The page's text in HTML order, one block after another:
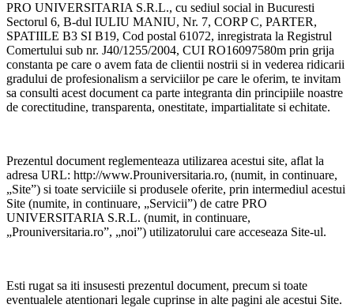
PRO UNIVERSITARIA S.R.L., cu sediul social in Bucuresti
Sectorul 6, B-dul IULIU MANIU, Nr. 7, CORP C, PARTER,
SPATIILE B3 SI B19, Cod postal 61072, inregistrata la Registrul
Comertului sub nr. J40/1255/2004, CUI RO16097580m prin grija
constanta pe care o avem fata de clientii nostrii si in vederea ridicarii
gradului de profesionalism a serviciilor pe care le oferim, te invitam
sa consulti acest document ca parte integranta din principiile noastre
de corectitudine, transparenta, onestitate, impartialitate si echitate.
Prezentul document reglementeaza utilizarea acestui site, aflat la
adresa URL: http://www.Prouniversitaria.ro, (numit, in continuare,
„Site”) si toate serviciile si produsele oferite, prin intermediul acestui
Site (numite, in continuare, „Servicii”) de catre PRO
UNIVERSITARIA S.R.L. (numit, in continuare,
„Prouniversitaria.ro”, „noi”) utilizatorului care acceseaza Site-ul.
Esti rugat sa iti insusesti prezentul document, precum si toate
eventualele atentionari legale cuprinse in alte pagini ale acestui Site.